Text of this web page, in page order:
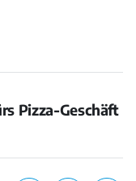
Pizza-Geschäft